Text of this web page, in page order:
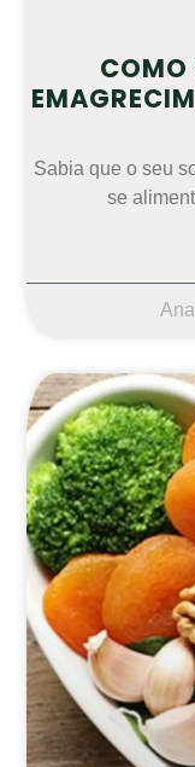
COMO
Sabia que o seu
se